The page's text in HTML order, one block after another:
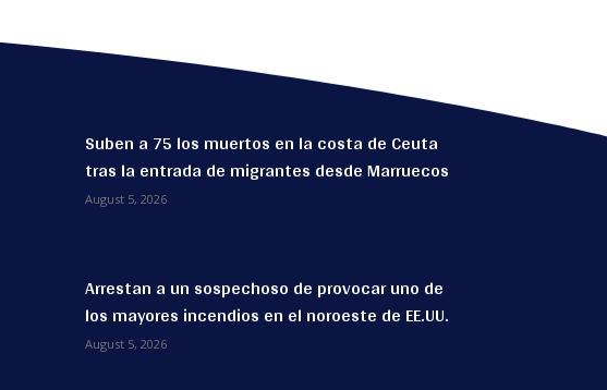
Suben a 75 los muertos en la costa de Ceuta
tras la entrada de migrantes desde Marruecos
August 5, 2026
Arrestan a un sospechoso de provocar uno de
los mayores incendios en el noroeste de EE.UU.
August 5, 2026